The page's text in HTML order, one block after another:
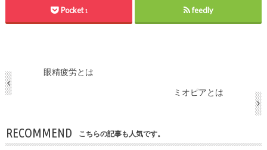
Pocket 1 feedly
眼精疲労とは
ミオピアとは
RECOMMEND こちらの記事も人気です。